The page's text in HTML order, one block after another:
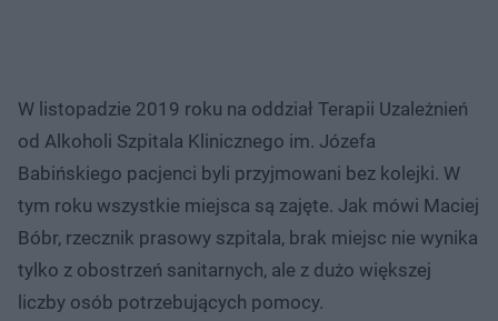
W listopadzie 2019 roku na oddział Terapii Uzależnień
od Alkoholi Szpitala Klinicznego im. Józefa
Babińskiego pacjenci byli przyjmowani bez kolejki. W
tym roku wszystkie miejsca są zajęte. Jak mówi Maciej
Bóbr, rzecznik prasowy szpitala, brak miejsc nie wynika
tylko z obostrzeń sanitarnych, ale z dużo większej
liczby osób potrzebujących pomocy.